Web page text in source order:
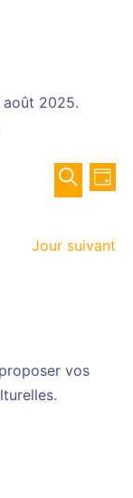
août 2025.
et
de
de
JOUR
Jour suivant
vos